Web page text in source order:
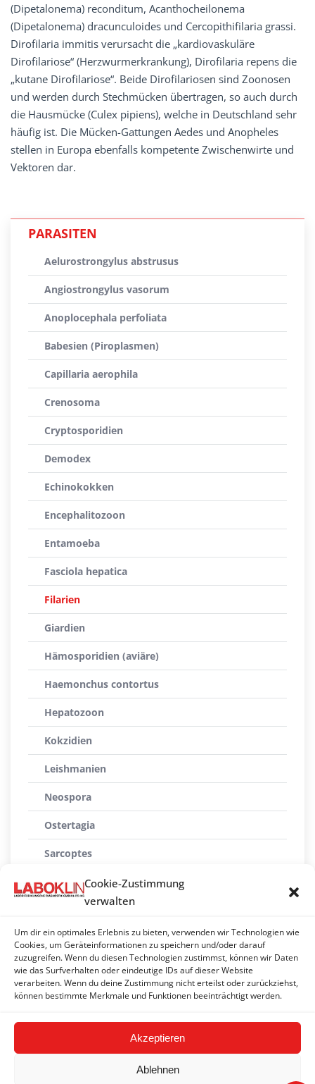
Cookie-Zustimmung
verwalten
Um dir ein optimales Erlebnis zu bieten, verwenden wir Technologien wie
Cookies, um Geräteinformationen zu speichern und/oder darauf
zuzugreifen. Wenn du diesen Technologien zustimmst, können wir Daten
wie das Surfverhalten oder eindeutige IDs auf dieser Website
verarbeiten. Wenn du deine Zustimmung nicht erteilst oder zurückziehst,
können bestimmte Merkmale und Funktionen beeinträchtigt werden.
Akzeptieren
Ablehnen
(Dipetalonema) reconditum, Acanthocheilonema
(Dipetalonema) dracunculoides und Cercopithifilaria grassi.
Diro­filaria immitis verursacht die „kardiovaskuläre
Dirofilariose“ (Herzwurmerkrankung), Dirofilaria repens die
„kutane Dirofilariose“. Beide Dirofilariosen sind Zoonosen
und werden durch Stechmücken übertragen, so auch durch
die Hausmücke (Culex pipiens), welche in Deutschland sehr
häufig ist. Die Mücken-Gattungen Aedes und Anopheles
stellen in Europa ebenfalls kompetente Zwischenwirte und
Vektoren dar.
PARASITEN
Aelurostrongylus abstrusus
Angiostrongylus vasorum
Anoplocephala perfoliata
Babesien (Piroplasmen)
Capillaria aerophila
Crenosoma
Cryptosporidien
Demodex
Echinokokken
Encephalitozoon
Entamoeba
Fasciola hepatica
Filarien
Giardien
Hämosporidien (aviäre)
Haemonchus contortus
Hepatozoon
Kokzidien
Leishmanien
Neospora
Ostertagia
Sarcoptes
Toxoplasmen
Trichomonaden
Tritrichomonas foetus/blagburni
Troglostrongylus brevior
Trypanosomen